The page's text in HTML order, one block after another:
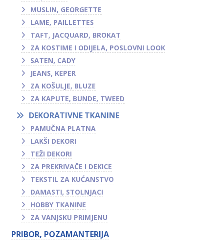
MUSLIN, GEORGETTE
LAME, PAILLETTES
TAFT, JACQUARD, BROKAT
ZA KOSTIME I ODIJELA, POSLOVNI LOOK
SATEN, CADY
JEANS, KEPER
ZA KOŠULJE, BLUZE
ZA KAPUTE, BUNDE, TWEED
DEKORATIVNE TKANINE
PAMUČNA PLATNA
LAKŠI DEKORI
TEŽI DEKORI
ZA PREKRIVAČE I DEKICE
TEKSTIL ZA KUĆANSTVO
DAMASTI, STOLNJACI
HOBBY TKANINE
ZA VANJSKU PRIMJENU
PRIBOR, POZAMANTERIJA